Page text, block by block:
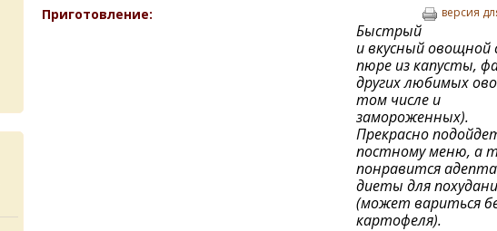
Приготовление: версия
Быстрый
и вкусный овощной
пюре из капусты,
других любимых
том числе и
замороженных).
Прекрасно
постному меню, а
понравится
диеты для
(может вариться
картофеля).